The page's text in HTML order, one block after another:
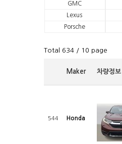
GMC
Lexus
Porsche
Total 634 / 10 page
Maker 차량정보
544 Honda